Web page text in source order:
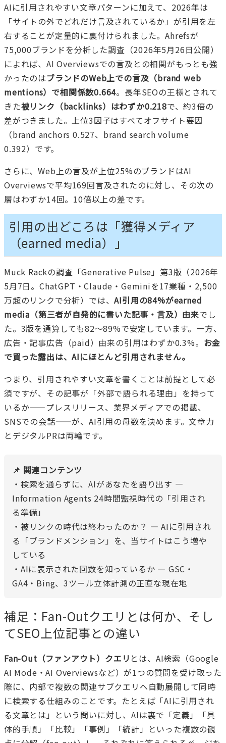
AIに引用されやすい文章パターンに加えて、2026年は
「サイトの外でどれだけ言及されているか」が引用を左
右することが定量的に裏付けられました。Ahrefsが
75,000ブランドを分析した調査（2026年5月26日公開）
によれば、AI Overviewsでの言及との相関がもっとも強
かったのはブランドのWeb上での言及（brand web
mentions）で相関係数0.664。長年SEOの王様とされて
きた被リンク（backlinks）はわずか0.218で、約3倍の
差がつきました。上位3因子はすべてオフサイト要因
（brand anchors 0.527、brand search volume
0.392）です。
さらに、Web上の言及が上位25%のブランドはAI
Overviewsで平均169回言及されたのに対し、その次の
層はわずか14回。10倍以上の差です。
引用の出どころは「獲得メディア
（earned media）」
Muck Rackの調査「Generative Pulse」第3版（2026年
5月7日。ChatGPT・Claude・Geminiを17業種・2,500
万超のリンクで分析）では、AI引用の84%がearned
media（第三者が自発的に書いた記事・言及）由来でし
た。3版を通算しても82〜89%で安定しています。一方、
広告・記事広告（paid）由来の引用はわずか0.3%。 お金
で買った露出は、AIにほとんど引用されません。
つまり、引用されやすい文章を書くことは前提として必
須ですが、その記事が「外部で語られる理由」を持って
いるか——プレスリリース、業界メディアでの掲載、
SNSでの会話——が、AI引用の母数を決めます。文章力
とデジタルPRは両輪です。
📌 関連コンテンツ
・ 検索を通らずに、AIがあなたを語り出す —
Information Agents 24時間監視時代の「引用され
る準備」
・ 被リンクの時代は終わったのか？ — AIに引用され
る「ブランドメンション」を、当サイトはこう増や
している
・ AIに表示された回数を知っているか — GSC・
GA4・Bing、3ツール立体計測の正直な現在地
補足：Fan-Outクエリとは何か、そし
てSEO上位記事との違い
Fan-Out（ファンアウト）クエリ とは、AI検索（Google
AI Mode・AI Overviewsなど）が1つの質問を受け取った
際に、内部で複数の関連サブクエリへ自動展開して同時
に検索する仕組みのことです。たとえば「AIに引用され
る文章とは」という問いに対し、AIは裏で「定義」「具
体的手順」「比較」「事例」「統計」といった複数の観